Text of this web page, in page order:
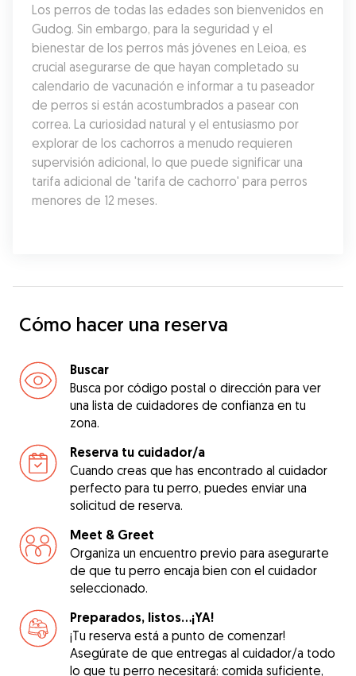
Los perros de todas las edades son bienvenidos en
Gudog. Sin embargo, para la seguridad y el
bienestar de los perros más jóvenes en Leioa, es
crucial asegurarse de que hayan completado su
calendario de vacunación e informar a tu paseador
de perros si están acostumbrados a pasear con
correa. La curiosidad natural y el entusiasmo por
explorar de los cachorros a menudo requieren
supervisión adicional, lo que puede significar una
tarifa adicional de 'tarifa de cachorro' para perros
menores de 12 meses.
Cómo hacer una reserva
Buscar
Busca por código postal o dirección para ver
una lista de cuidadores de confianza en tu
zona.
Reserva tu cuidador/a
Cuando creas que has encontrado al cuidador
perfecto para tu perro, puedes enviar una
solicitud de reserva.
Meet & Greet
Organiza un encuentro previo para asegurarte
de que tu perro encaja bien con el cuidador
seleccionado.
Preparados, listos...¡YA!
¡Tu reserva está a punto de comenzar!
Asegúrate de que entregas al cuidador/a todo
lo que tu perro necesitará: comida suficiente,